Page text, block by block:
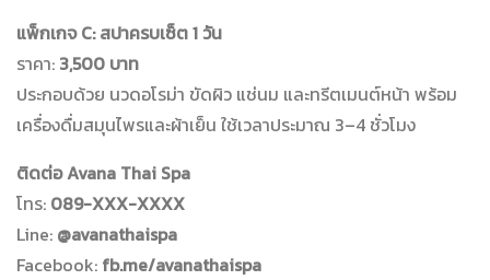
แพ็กเกจ C: สปาครบเซ็ต 1 วัน
ราคา: 3,500 บาท
ประกอบด้วย นวดอโรม่า ขัดผิว แช่นม และทรีตเมนต์หน้า พร้อม
เครื่องดื่มสมุนไพรและผ้าเย็น ใช้เวลาประมาณ 3–4 ชั่วโมง
ติดต่อ Avana Thai Spa
โทร: 089-XXX-XXXX
Line: @avanathaispa
Facebook: fb.me/avanathaispa